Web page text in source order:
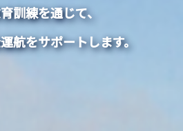
訓練を通じて、
航をサポートします。